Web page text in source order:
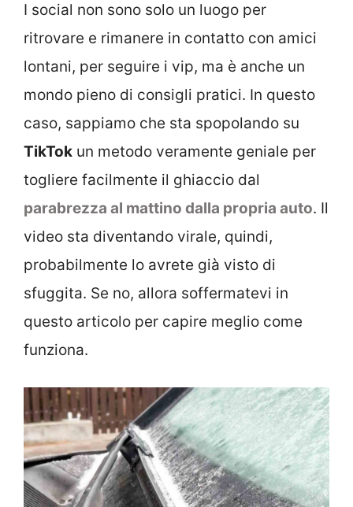
I social non sono solo un luogo per
ritrovare e rimanere in contatto con amici
lontani, per seguire i vip, ma è anche un
mondo pieno di consigli pratici. In questo
caso, sappiamo che sta spopolando su
TikTok un metodo veramente geniale per
togliere facilmente il ghiaccio dal
parabrezza al mattino dalla propria auto. Il
video sta diventando virale, quindi,
probabilmente lo avrete già visto di
sfuggita. Se no, allora soffermatevi in
questo articolo per capire meglio come
funziona.